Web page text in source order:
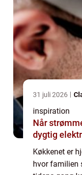
31 juli 2026
inspiration
Når
dygtig
Køkkenet er
hvor familien